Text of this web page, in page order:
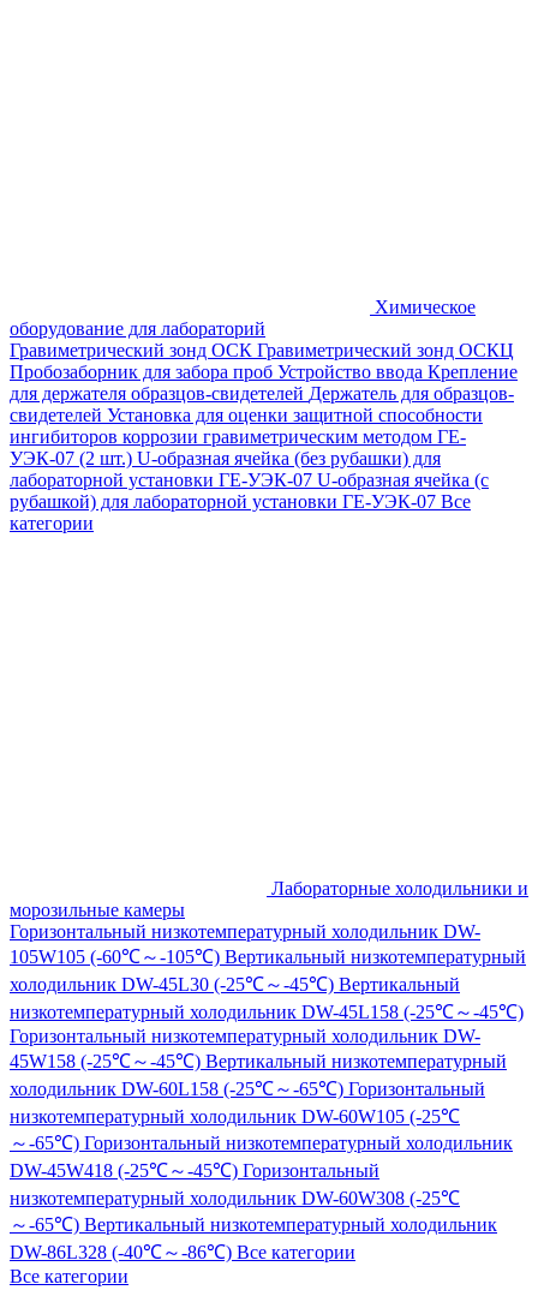
Химическое
оборудование для лабораторий
Гравиметрический зонд ОСК Гравиметрический зонд ОСКЦ
Пробозаборник для забора проб Устройство ввода Крепление
для держателя образцов-свидетелей Держатель для образцов-
свидетелей Установка для оценки защитной способности
ингибиторов коррозии гравиметрическим методом ГЕ-
УЭК-07 (2 шт.) U-образная ячейка (без рубашки) для
лабораторной установки ГЕ-УЭК-07 U-образная ячейка (с
рубашкой) для лабораторной установки ГЕ-УЭК-07 Все
категории
Лабораторные холодильники и
морозильные камеры
Горизонтальный низкотемпературный холодильник DW-
105W105 (-60℃～-105℃) Вертикальный низкотемпературный
холодильник DW-45L30 (-25℃～-45℃) Вертикальный
низкотемпературный холодильник DW-45L158 (-25℃～-45℃)
Горизонтальный низкотемпературный холодильник DW-
45W158 (-25℃～-45℃) Вертикальный низкотемпературный
холодильник DW-60L158 (-25℃～-65℃) Горизонтальный
низкотемпературный холодильник DW-60W105 (-25℃
～-65℃) Горизонтальный низкотемпературный холодильник
DW-45W418 (-25℃～-45℃) Горизонтальный
низкотемпературный холодильник DW-60W308 (-25℃
～-65℃) Вертикальный низкотемпературный холодильник
DW-86L328 (-40℃～-86℃) Все категории
Все категории